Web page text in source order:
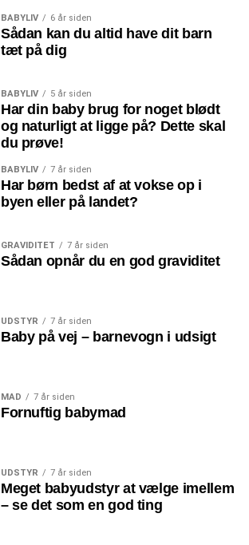
BABYLIV 6 år siden
Sådan kan du altid have dit barn
tæt på dig
BABYLIV 5 år siden
Har din baby brug for noget blødt
og naturligt at ligge på? Dette skal
du prøve!
BABYLIV 7 år siden
Har børn bedst af at vokse op i
byen eller på landet?
GRAVIDITET 7 år siden
Sådan opnår du en god graviditet
UDSTYR 7 år siden
Baby på vej – barnevogn i udsigt
MAD 7 år siden
Fornuftig babymad
UDSTYR 7 år siden
Meget babyudstyr at vælge imellem
– se det som en god ting